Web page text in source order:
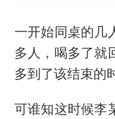
一开始同桌的几
多人，喝多了就
多到了该结束的
可谁知这时候李